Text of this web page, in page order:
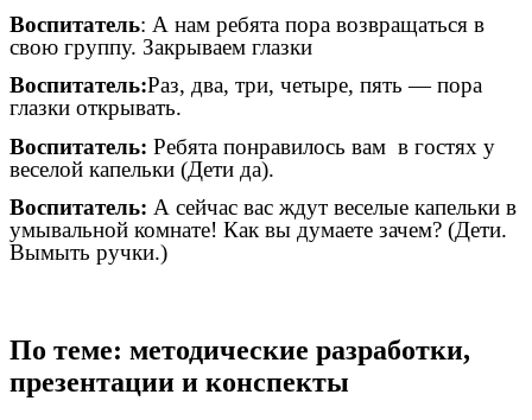
Воспитатель: А нам ребята пора возвращаться в
свою группу. Закрываем глазки
Воспитатель:Раз, два, три, четыре, пять — пора
глазки открывать.
Воспитатель: Ребята понравилось вам в гостях у
веселой капельки (Дети да).
Воспитатель: А сейчас вас ждут веселые капельки в
умывальной комнате! Как вы думаете зачем? (Дети.
Вымыть ручки.)
По теме: методические разработки,
презентации и конспекты